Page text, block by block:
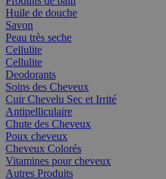
Huile de douche
Savon
Peau très seche
Cellulite
Cellulite
Deodorants
Soins des Cheveux
Cuir Chevelu Sec et Irrité
Antipelliculaire
Chute des Cheveux
Poux cheveux
Cheveux Colorés
Vitamines pour cheveux
Autres Produits